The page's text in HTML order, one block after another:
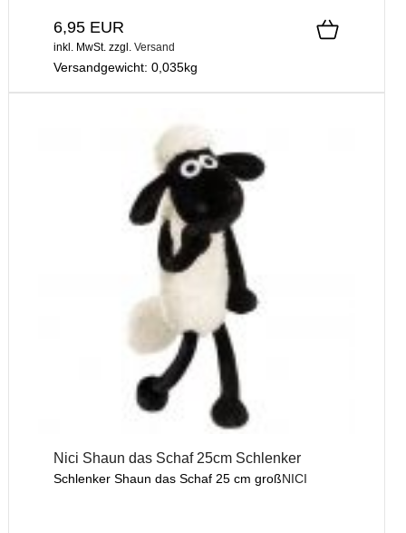
6,95 EUR
inkl. MwSt. zzgl. Versand
Versandgewicht: 0,035kg
Nici Shaun das Schaf 25cm Schlenker
Schlenker Shaun das Schaf 25 cm großNICI